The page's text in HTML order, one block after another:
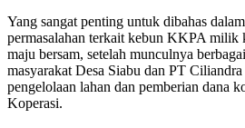
Yang sangat penting untuk dibahas
permasalahan terkait kebun KKPA milik
maju bersam, setelah munculnya
masyarakat Desa Siabu dan PT
pengelolaan lahan dan pemberian dana
Koperasi.